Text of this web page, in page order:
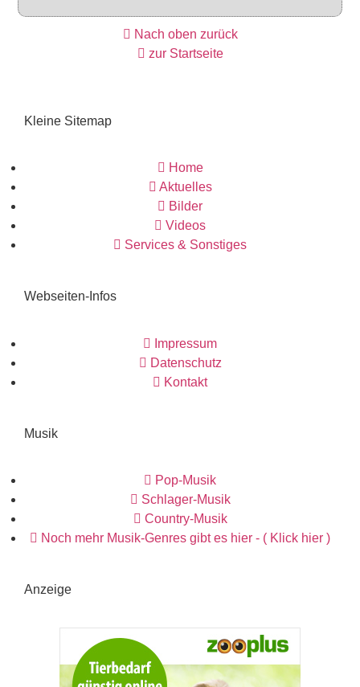
Nach oben zurück
zur Startseite
Kleine Sitemap
Home
Aktuelles
Bilder
Videos
Services & Sonstiges
Webseiten-Infos
Impressum
Datenschutz
Kontakt
Musik
Pop-Musik
Schlager-Musik
Country-Musik
Noch mehr Musik-Genres gibt es hier - ( Klick hier )
Anzeige